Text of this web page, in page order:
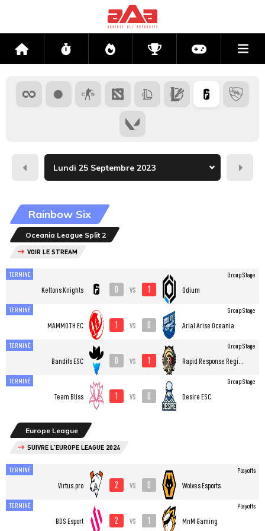
Accueil Flux Directs CompétitionsActu jeux
Hier
Rainbow Six
Oceania League Split 2
VOIR LE STREAM
TERMINÉ
Keltons Knights 0 vs 1 Odium
Group Stage
TERMINÉ
MAMMOTH EC 1 vs 0 Arial Arise Oceania
Group Stage
TERMINÉ
Bandits ESC 0 vs 1
Group Stage
TERMINÉ
Team Bliss 1 vs 0 Desire ESC
Group Stage
Europe League
SUIVRE L'EUROPE LEAGUE 2024
TERMINÉ
Virtus.pro 2 vs 0 Wolves Esports
Playoffs
TERMINÉ
BDS Esport 2 vs 1 MnM Gaming
Playoffs